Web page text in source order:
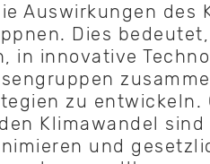
Auswirkungen des
Dies
in innovative
zu entwickeln.
Klimawandel sind
und